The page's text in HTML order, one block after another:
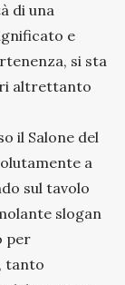
di una
e
si sta
altrettanto
il Salone del
a
sul tavolo
slogan
per
tanto